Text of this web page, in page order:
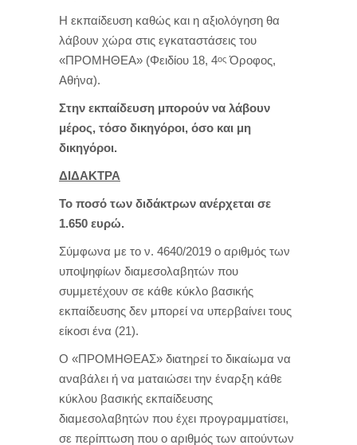
Η εκπαίδευση καθώς και η αξιολόγηση θα
λάβουν χώρα στις εγκαταστάσεις του
«ΠΡΟΜΗΘΕΑ» (Φειδίου 18, 4ος Όροφος,
Αθήνα).
Στην εκπαίδευση μπορούν να λάβουν
μέρος, τόσο δικηγόροι, όσο και μη
δικηγόροι.
ΔΙΔΑΚΤΡΑ
Το ποσό των διδάκτρων ανέρχεται σε
1.650 ευρώ.
Σύμφωνα με το ν. 4640/2019 ο αριθμός των
υποψηφίων διαμεσολαβητών που
συμμετέχουν σε κάθε κύκλο βασικής
εκπαίδευσης δεν μπορεί να υπερβαίνει τους
είκοσι ένα (21).
Ο «ΠΡΟΜΗΘΕΑΣ» διατηρεί το δικαίωμα να
αναβάλει ή να ματαιώσει την έναρξη κάθε
κύκλου βασικής εκπαίδευσης
διαμεσολαβητών που έχει προγραμματίσει,
σε περίπτωση που ο αριθμός των αιτούντων